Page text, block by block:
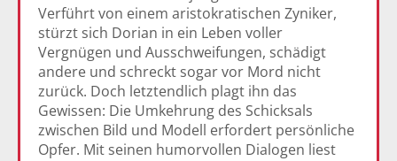
Verführt von einem aristokratischen Zyniker,
stürzt sich Dorian in ein Leben voller
Vergnügen und Ausschweifungen, schädigt
andere und schreckt sogar vor Mord nicht
zurück. Doch letztendlich plagt ihn das
Gewissen: Die Umkehrung des Schicksals
zwischen Bild und Modell erfordert persönliche
Opfer. Mit seinen humorvollen Dialogen liest